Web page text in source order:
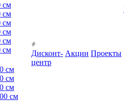
см
см
см
см
см
см
см
см
см
см
Дисконт-
центр
Акции Проекты